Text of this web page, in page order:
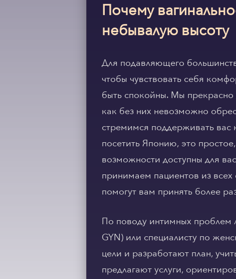
Почему
небывалую высоту
Для подавляющего
чтобы чувствовать себя
быть спокойны. Мы
как без них невозможно
стремимся поддерживать вас
посетить Японию, это
возможности доступны для
принимаем пациентов из
помогут вам принять более
По поводу интимных проблем
GYN) или специалисту по
цели и разработают план,
предлагают услуги,